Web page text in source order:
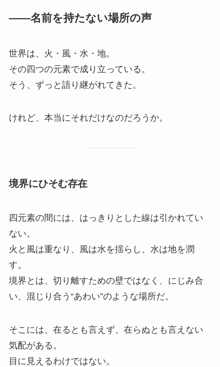
――名前を持たない場所の声
世界は、火・風・水・地。
その四つの元素で成り立っている。
そう、ずっと語り継がれてきた。
けれど、本当にそれだけなのだろうか。
境界にひそむ存在
四元素の間には、はっきりとした線は引かれてい
ない。
火と風は重なり、風は水を揺らし、水は地を潤
す。
境界とは、切り離すための壁ではなく、にじみ合
い、混じり合う“あわい”のような場所だ。
そこには、在るとも言えず、在らぬとも言えない
気配がある。
目に見えるわけではない。